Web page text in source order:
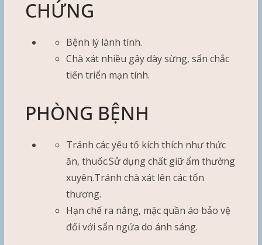
CHỨNG
Bệnh lý lành tính.
Chà xát nhiều gây dày sừng, sẩn chắc
tiến triển mạn tính.
PHÒNG BỆNH
Tránh các yếu tố kích thích như thức
ăn, thuốc.Sử dụng chất giữ ẩm thường
xuyên.Tránh chà xát lên các tổn
thương.
Hạn chế ra nắng, mặc quần áo bảo vệ
đối với sẩn ngứa do ánh sáng.